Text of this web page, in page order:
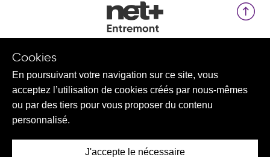
Contact
Rubriques
net+ Entremont
Cookies
En poursuivant votre navigation sur ce site, vous
acceptez l’utilisation de cookies créés par nous-mêmes
ou par des tiers pour vous proposer du contenu
personnalisé.
J'accepte le nécessaire